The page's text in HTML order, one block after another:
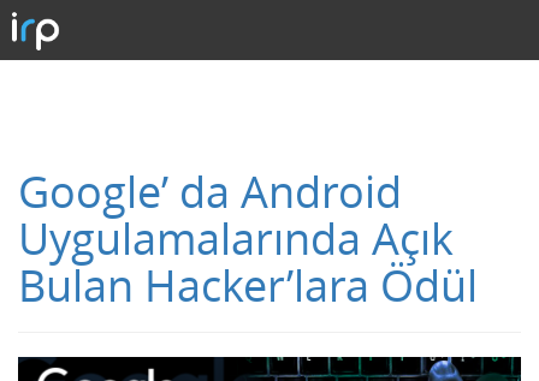
Google’ da Android
Uygulamalarında Açık
Bulan Hacker’lara Ödül